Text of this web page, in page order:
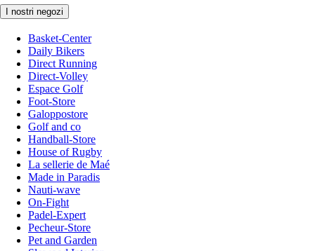
I nostri negozi
Basket-Center
Daily Bikers
Direct Running
Direct-Volley
Espace Golf
Foot-Store
Galoppostore
Golf and co
Handball-Store
House of Rugby
La sellerie de Maé
Made in Paradis
Nauti-wave
On-Fight
Padel-Expert
Pecheur-Store
Pet and Garden